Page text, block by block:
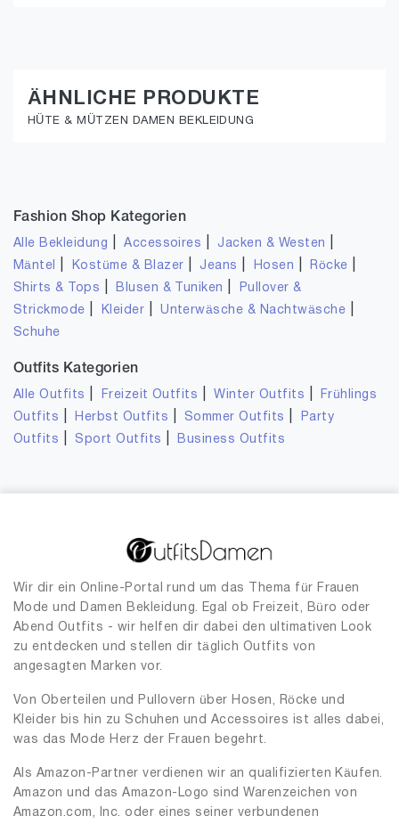
ÄHNLICHE PRODUKTE
HÜTE & MÜTZEN DAMEN BEKLEIDUNG
Fashion Shop Kategorien
Alle Bekleidung |Accessoires Jacken & Westen
Mäntel Kostüme & Blazer Jeans Hosen Röcke
Shirts & Tops Blusen & Tuniken
Pullover &
Strickmode
Kleider |Unterwäsche & Nachtwäsche
Schuhe
Outfits Kategorien
Alle Outfits Freizeit Outfits |Winter Outfits
Frühlings
Outfits
Herbst Outfits Sommer Outfits
Party
Outfits
Sport Outfits Business Outfits
Wir dir ein Online-Portal rund um das Thema für Frauen
Mode und Damen Bekleidung. Egal ob Freizeit, Büro oder
Abend Outfits - wir helfen dir dabei den ultimativen Look
zu entdecken und stellen dir täglich Outfits von
angesagten Marken vor.
Von Oberteilen und Pullovern über Hosen, Röcke und
Kleider bis hin zu Schuhen und Accessoires ist alles dabei,
was das Mode Herz der Frauen begehrt.
Als Amazon-Partner verdienen wir an qualifizierten Käufen.
Amazon und das Amazon-Logo sind Warenzeichen von
Amazon.com, Inc. oder eines seiner verbundenen